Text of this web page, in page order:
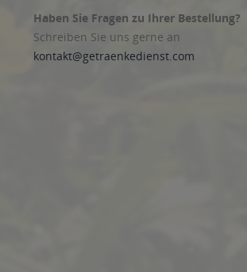
Haben Sie Fragen zu Ihrer Bestellung?
Schreiben Sie uns gerne an
kontakt@getraenkedienst.com